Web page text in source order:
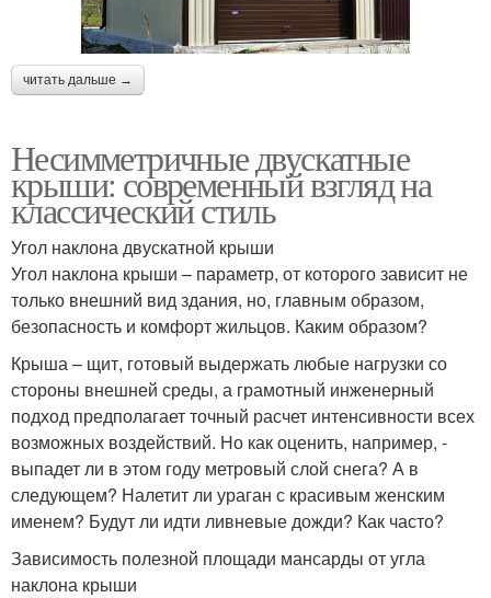
читать дальше →
Несимметричные двускатные
крыши: современный взгляд на
классический стиль
Угол наклона двускатной крыши
Угол наклона крыши – параметр, от которого зависит не
только внешний вид здания, но, главным образом,
безопасность и комфорт жильцов. Каким образом?
Крыша – щит, готовый выдержать любые нагрузки со
стороны внешней среды, а грамотный инженерный
подход предполагает точный расчет интенсивности всех
возможных воздействий. Но как оценить, например, -
выпадет ли в этом году метровый слой снега? А в
следующем? Налетит ли ураган с красивым женским
именем? Будут ли идти ливневые дожди? Как часто?
Зависимость полезной площади мансарды от угла
наклона крыши